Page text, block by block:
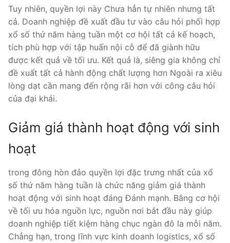
Tuy nhiên, quyền lợi này Chưa hẳn tự nhiên nhưng tất
cả. Doanh nghiệp đề xuất đầu tư vào câu hỏi phối hợp
xổ số thứ năm hàng tuần một cơ hội tất cả kế hoạch,
tích phù hợp với tập huấn nội cỗ để đã giành hữu
được kết quả về tối ưu. Kết quả là, siêng gia không chỉ
đề xuất tất cả hành động chất lượng hơn Ngoài ra xiêu
lòng dạt cần mang đến rộng rãi hơn với công câu hỏi
của đại khái.
Giảm giá thành hoạt động với sinh
hoạt
trong đông hòn đảo quyền lợi đặc trưng nhất của xổ
số thứ năm hàng tuần là chức năng giảm giá thành
hoạt động với sinh hoạt đáng Đánh mạnh. Bằng cơ hội
về tối ưu hóa nguồn lực, nguồn nơi bắt đầu này giúp
doanh nghiệp tiết kiệm hàng chục ngàn đô la mỗi năm.
Chẳng hạn, trong lĩnh vực kinh doanh logistics, xổ số